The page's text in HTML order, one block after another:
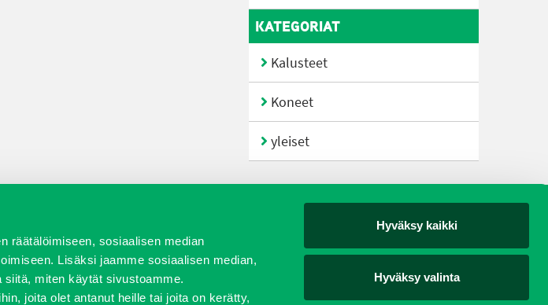
räätälöimiseen, sosiaalisen median
Lisäksi jaamme sosiaalisen median,
siitä, miten käytät sivustoamme.
joita olet antanut heille tai joita on kerätty,
Hyväksy kaikki
Hyväksy valinta
KATEGORIAT
Kalusteet
Koneet
yleiset
JT Vuokrakone Jälleenmyyjät